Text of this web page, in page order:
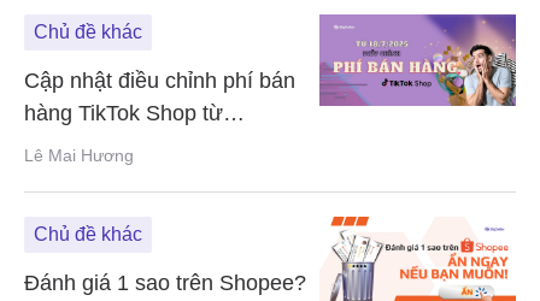
Chủ đề khác
Cập nhật điều chỉnh phí bán
hàng TikTok Shop từ
18/7/2025
Lê Mai Hương
Chủ đề khác
Đánh giá 1 sao trên Shopee?